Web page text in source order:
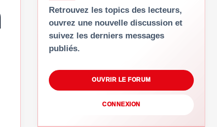
Retrouvez les topics des lecteurs,
ouvrez une nouvelle discussion et
suivez les derniers messages
publiés.
OUVRIR LE FORUM
CONNEXION